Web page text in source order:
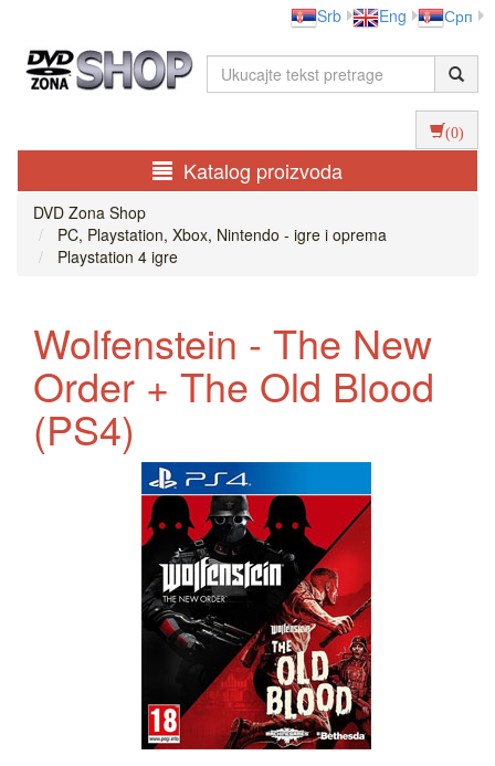
Srb Eng Срп
(0)
Katalog proizvoda
DVD Zona Shop
PC, Playstation, Xbox, Nintendo - igre i oprema
Playstation 4 igre
Wolfenstein - The New
Order + The Old Blood
(PS4)